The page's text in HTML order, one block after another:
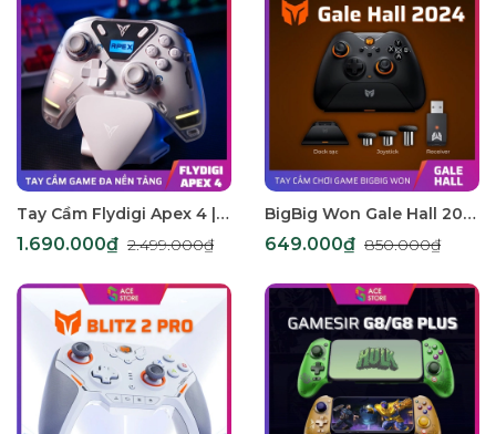
Tay Cầm Flydigi Apex 4 | Tay Cầm Chơi Game Apex 4 | Bluetooth Wireless | IOS, Android và PC [BH12T]
1.690.000₫ 2.499.000₫
BigBig Won Gale Hall 2024 | Tay Cầm Chơi Game Không Dây 2.4G | Hỗ Trợ Kết Nối Đa Nền Tảng, Tính Năng Vượt Trội
649.000₫ 850.000₫